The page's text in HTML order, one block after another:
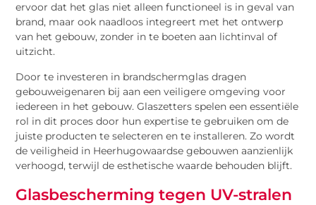
ervoor dat het glas niet alleen functioneel is in geval van
brand, maar ook naadloos integreert met het ontwerp
van het gebouw, zonder in te boeten aan lichtinval of
uitzicht.
Door te investeren in brandschermglas dragen
gebouweigenaren bij aan een veiligere omgeving voor
iedereen in het gebouw. Glaszetters spelen een essentiële
rol in dit proces door hun expertise te gebruiken om de
juiste producten te selecteren en te installeren. Zo wordt
de veiligheid in Heerhugowaardse gebouwen aanzienlijk
verhoogd, terwijl de esthetische waarde behouden blijft.
Glasbescherming tegen UV-stralen